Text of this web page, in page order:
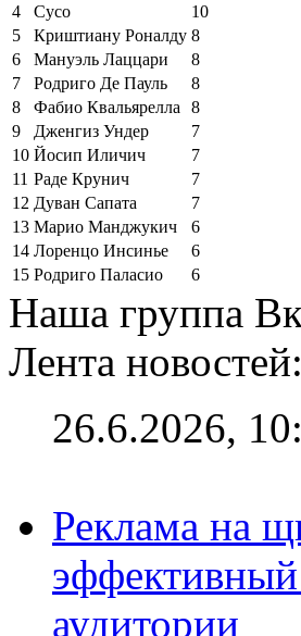
4
Сусо
10
5
Криштиану Роналду 8
6
Мануэль Лаццари
8
7
Родриго Де Пауль
8
8
Фабио Квальярелла
8
9
Дженгиз Ундер
7
10 Йосип Иличич
7
11 Раде Крунич
7
12 Дуван Сапата
7
13 Марио Манджукич
6
14 Лоренцо Инсинье
6
15 Родриго Паласио 6
Наша группа
Лента новостей:
26.6.2026,
Реклама на
аудитории